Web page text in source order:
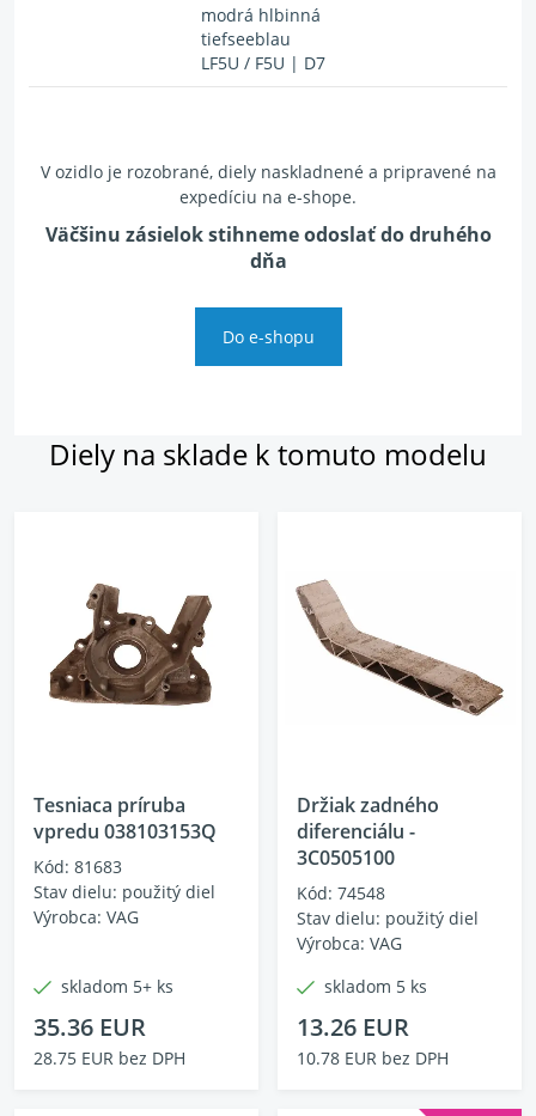
modrá hlbinná
tiefseeblau
LF5U / F5U | D7
V ozidlo je rozobrané, diely naskladnené a pripravené na
expedíciu na e-shope.
Väčšinu zásielok stihneme odoslať do druhého
dňa
Do e-shopu
Diely na sklade k tomuto modelu
Tesniaca príruba
vpredu 038103153Q
Kód: 81683
Stav dielu: použitý diel
Výrobca: VAG
skladom 5+ ks
35.36 EUR
28.75 EUR bez DPH
Držiak zadného
diferenciálu -
3C0505100
Kód: 74548
Stav dielu: použitý diel
Výrobca: VAG
skladom 5 ks
13.26 EUR
10.78 EUR bez DPH